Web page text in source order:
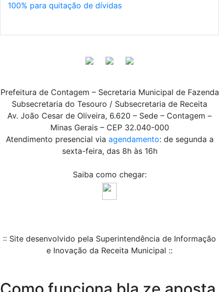
100% para quitação de dívidas
Prefeitura de Contagem – Secretaria Municipal de Fazenda
Subsecretaria do Tesouro / Subsecretaria de Receita
Av. João Cesar de Oliveira, 6.620 – Sede – Contagem –
Minas Gerais – CEP 32.040-000
Atendimento presencial via agendamento: de segunda a
sexta-feira, das 8h às 16h
Saiba como chegar:
:: Site desenvolvido pela Superintendência de Informação
e Inovação da Receita Municipal ::